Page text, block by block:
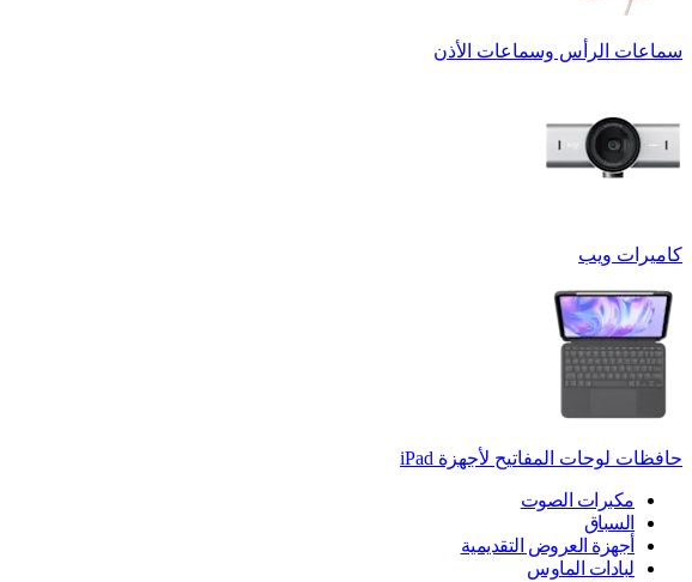
سماعات الرأس وسماعات الأذن
كاميرات ويب
حافظات لوحات المفاتيح لأجهزة ‏iPad
مكبرات الصوت
السباق
أجهزة العروض التقديمية
لبادات الماوس